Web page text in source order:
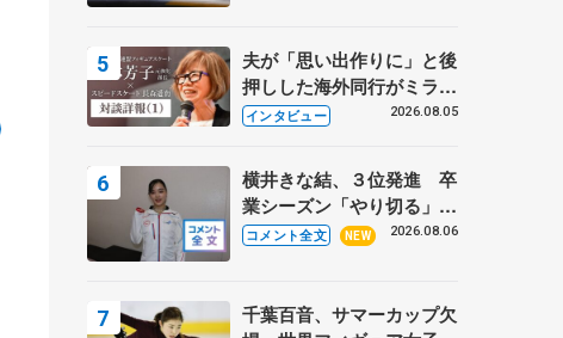
夫が「思い出作りに」と後
押しした海外同行がミラノ
まで… 繁華街のリンクで
に 小林芳子さんが振り返
るスケート人生
インタビュー 2026.08.05
横井きな結、３位発進 卒
業シーズン「やり切る」
【みなとアクルス杯SP】
コメント全文 NEW 2026.08.06
千葉百音、サマーカップ欠